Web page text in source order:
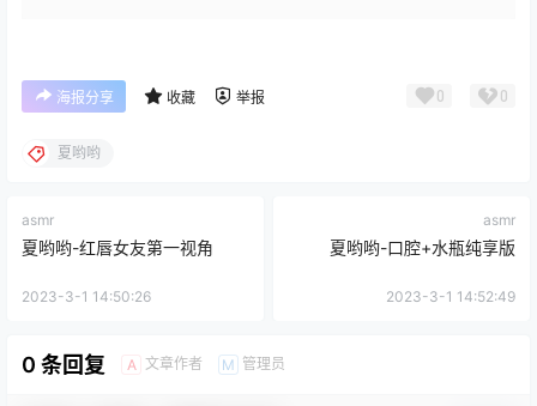
海报分享 收藏 举报 0 0
夏哟哟
asmr
夏哟哟-红唇女友第一视角
2023-3-1 14:50:26
asmr
夏哟哟-口腔+水瓶纯享版
2023-3-1 14:52:49
0 条回复 A 文章作者 M 管理员